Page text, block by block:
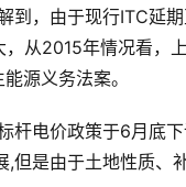
到，由于现行
ITC延
，从2015年情况看，
源义务法案。
杆电价政策于
6月底
,但是由于土地性质